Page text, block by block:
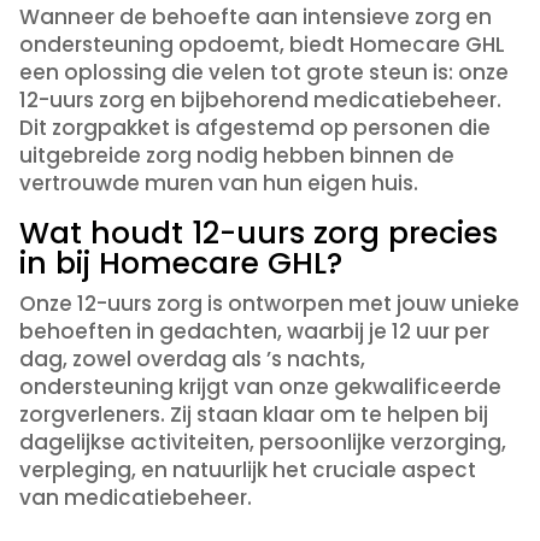
Wanneer de behoefte aan intensieve zorg en
ondersteuning opdoemt, biedt Homecare GHL
een oplossing die velen tot grote steun is: onze
12-uurs zorg en bijbehorend medicatiebeheer.
Dit zorgpakket is afgestemd op personen die
uitgebreide zorg nodig hebben binnen de
vertrouwde muren van hun eigen huis.
Wat houdt 12-uurs zorg precies
in bij Homecare GHL?
Onze 12-uurs zorg is ontworpen met jouw unieke
behoeften in gedachten, waarbij je 12 uur per
dag, zowel overdag als ’s nachts,
ondersteuning krijgt van onze gekwalificeerde
zorgverleners. Zij staan klaar om te helpen bij
dagelijkse activiteiten, persoonlijke verzorging,
verpleging, en natuurlijk het cruciale aspect
van medicatiebeheer.